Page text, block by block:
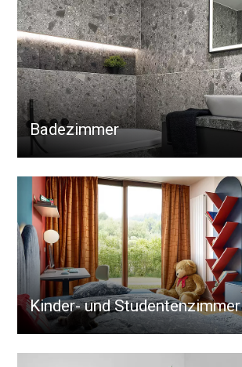
Badezimmer
Kinder- und Studentenzimmer